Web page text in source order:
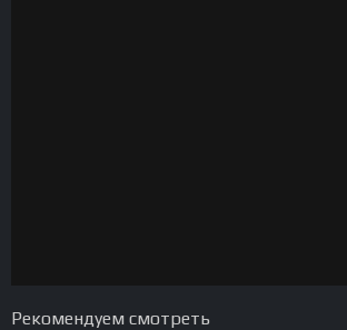
Рекомендуем смотреть